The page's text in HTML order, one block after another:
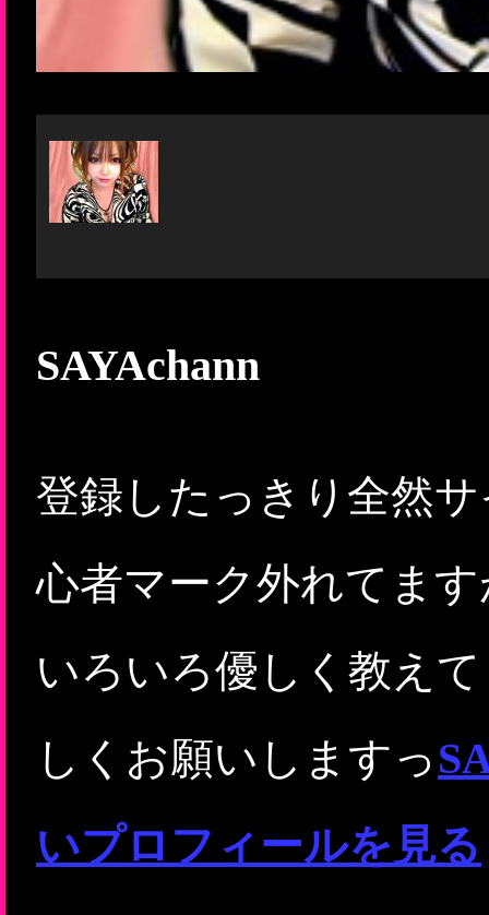
SAYAchann
登録したっきり全然
心者マーク外れてま
いろいろ優しく教え
しくお願いしますっ
いプロフィールを見る